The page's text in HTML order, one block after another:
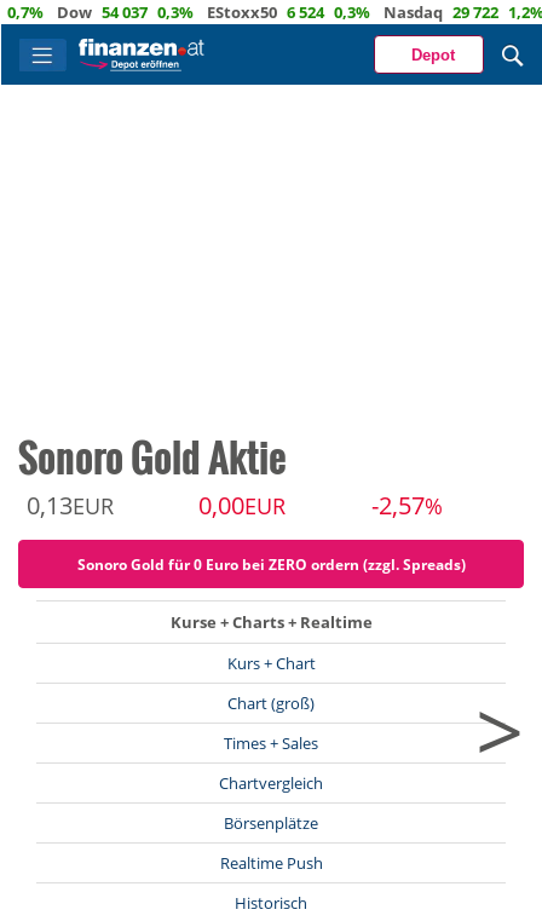
Dow 54 037 0,3% EStoxx50 6 524 0,3% Nasdaq 29 722 1,2% Öl
Depot
Sonoro Gold Aktie
0,13EUR 0,00EUR -2,57%
Sonoro Gold für 0 Euro bei ZERO ordern (zzgl. Spreads)
Kurse + Charts + Realtime
Kurs + Chart
Chart (groß)
Times + Sales
Chartvergleich
Börsenplätze
Realtime Push
Historisch
>